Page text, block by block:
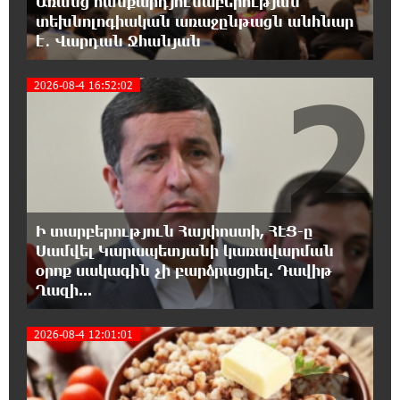
Երևանում անցկացվել է հաշմանդամություն
ունեցող անձանց միջազգային մարզական
փառատոն
18:02:58 8-08-2026
Դմիտրի Մեդվեդև. Արևմուտքի
քաղաքականությունը Հայաստանի
նկատմամբ կրկնում է վրացական սցենարը
17:36:59 8-08-2026
Ադրբեջանցիների բնակեցումը
Հայաստանում լուրջ վտանգներ է
պարունակում. Ավետիք Չալաբյան
17:28:45 8-08-2026
WCC-ն արձագանքել է Հայ Եկեղեցու շուրջ
ստեղծված իրավիճակին
տեխնոլոգիական առաջընթացն անհնար
է․ Վարդան Ջհանյան
2026-08-4 16:52:02
Ի տարբերություն Հայփոստի, ՀԷՑ-ը
Սամվել Կարապետյանի կառավարման
օրոք սակագին չի բարձրացրել. Դավիթ
Ղազի...
2
2026-08-4 12:01:01